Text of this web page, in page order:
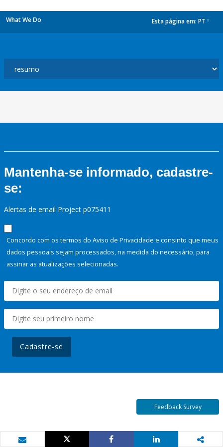
What We Do Esta página em: PT
Mantenha-se informado, cadastre-
se:
Alertas de email Project p075411
Concordo com os termos do Aviso de Privacidade e consinto que meus
dados pessoais sejam processados, na medida do necessário, para
assinar as atualizações selecionadas.
Cadastre-se
Feedback Survey